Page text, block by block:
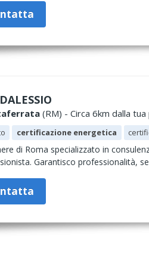
(RM) - Circa 6km dalla
certificazione energetica
di Roma specializzato in
Garantisco professionalità,